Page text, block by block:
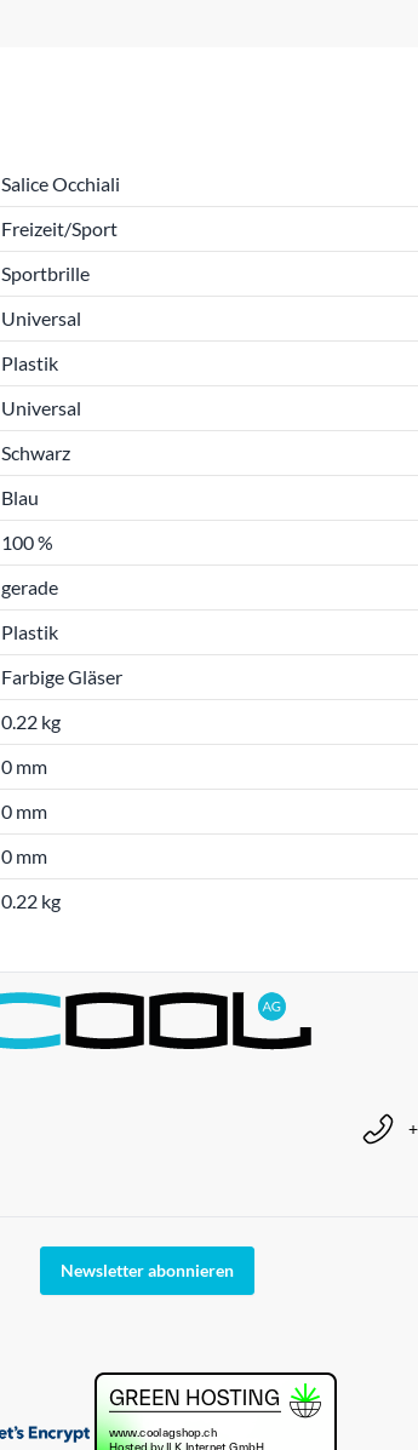
Salice Occhiali
Freizeit/Sport
Sportbrille
Universal
Plastik
Universal
Schwarz
Blau
100 %
gerade
Plastik
Farbige Gläser
0.22 kg
0 mm
0 mm
0 mm
0.22 kg
Newsletter abonnieren